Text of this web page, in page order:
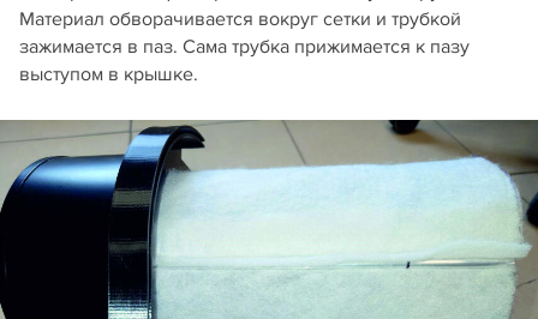
Материал обворачивается вокруг сетки и трубкой
зажимается в паз. Сама трубка прижимается к пазу
выступом в крышке.